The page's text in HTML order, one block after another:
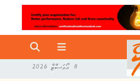
8 އޯގަސްޓް 2026